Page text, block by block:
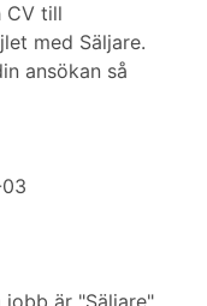
CV till
med Säljare.
ansökan så